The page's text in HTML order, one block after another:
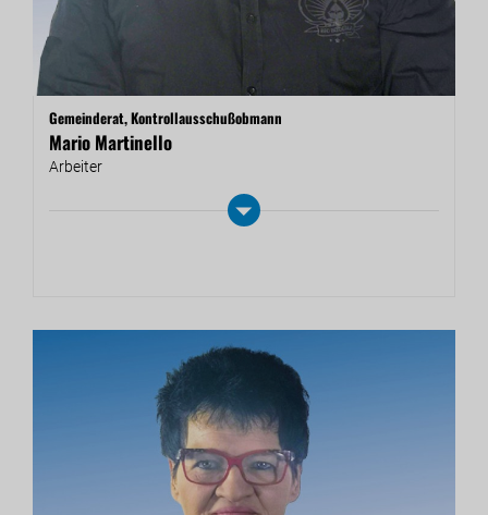
Gemeinderat, Kontrollausschußobmann
Mario Martinello
Ar­bei­ter